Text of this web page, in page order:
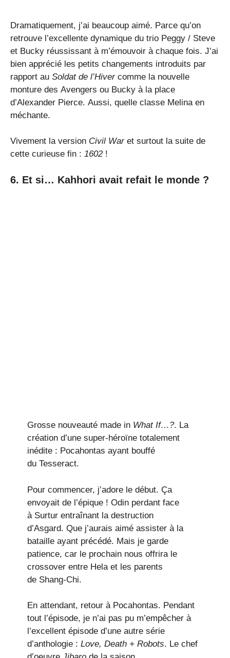
Dramatiquement, j’ai beaucoup aimé. Parce qu’on
retrouve l’excellente dynamique du trio Peggy / Steve
et Bucky réussissant à m’émouvoir à chaque fois. J’ai
bien apprécié les petits changements introduits par
rapport au Soldat de l’Hivercomme la nouvelle
monture des Avengers ou Bucky à la place
d’Alexander Pierce. Aussi, quelle classe Melina en
méchante.
Vivement la version Civil Waret surtout la suite de
cette curieuse fin : 1602!
6. Et si… Kahhori avait refait le monde ?
Grosse nouveauté made in What If…?. La
création d’une super-héroïne totalement
inédite : Pocahontas ayant bouffé
du Tesseract.
Pour commencer, j’adore le début. Ça
envoyait de l’épique ! Odin perdant face
à Surtur entraînant la destruction
d’Asgard. Que j’aurais aimé assister à la
bataille ayant précédé. Mais je garde
patience, car le prochain nous offrira le
crossover entre Hela et les parents
de Shang-Chi.
En attendant, retour à Pocahontas. Pendant
tout l’épisode, je n’ai pas pu m’empêcher à
l’excellent épisode d’une autre série
d’anthologie : Love, Death + Robots. Le chef